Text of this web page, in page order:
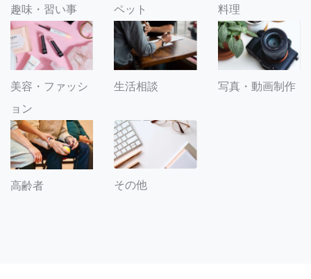
趣味・習い事 ペット 料理
美容・ファッシ
ョン
生活相談 写真・動画制作
高齢者 その他